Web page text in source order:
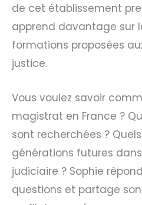
de cet établissement
apprend davantage sur
formations proposées
justice.
Vous voulez savoir
magistrat en France ?
sont recherchées ?
générations futures
judiciaire ? Sophie
questions et partage